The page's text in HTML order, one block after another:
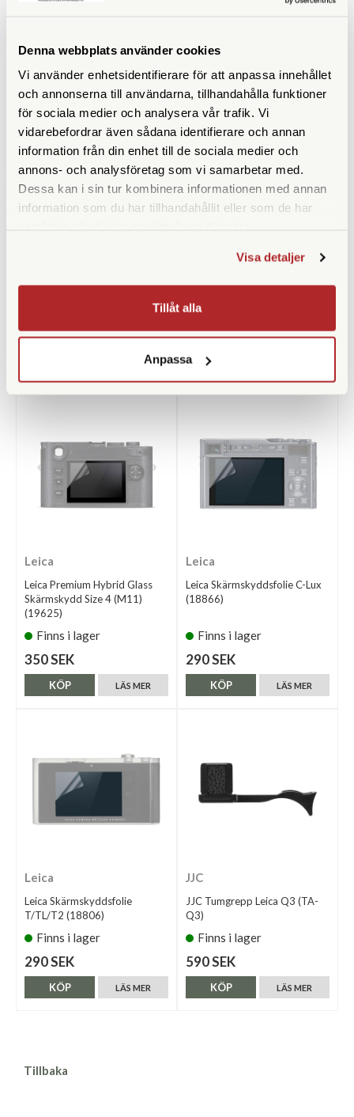
Denna webbplats använder cookies
Vi använder enhetsidentifierare för att anpassa innehållet
och annonserna till användarna, tillhandahålla funktioner
för sociala medier och analysera vår trafik. Vi
vidarebefordrar även sådana identifierare och annan
information från din enhet till de sociala medier och
annons- och analysföretag som vi samarbetar med.
Dessa kan i sin tur kombinera informationen med annan
information som du har tillhandahållit eller som de har
Visa detaljer
Tillåt alla
Anpassa
(19624)
350 SEK
Leica Premium Hybrid Glass
Skärmskydd Size 1 (CL, C-Lux,
D-Lux 7, D-Lux 8, V-Lux 5)
350 SEK
Leica
Leica Premium Hybrid Glass
Skärmskydd Size 4 (M11)
(19625)
Finns i lager
350 SEK
LÄS MER
KÖP
Leica
Leica Skärmskyddsfolie C-Lux
(18866)
Finns i lager
290 SEK
LÄS MER
KÖP
Leica
Leica Skärmskyddsfolie
T/TL/T2 (18806)
Finns i lager
290 SEK
LÄS MER
KÖP
JJC
JJC Tumgrepp Leica Q3 (TA-
Q3)
Finns i lager
590 SEK
LÄS MER
KÖP
Tillbaka